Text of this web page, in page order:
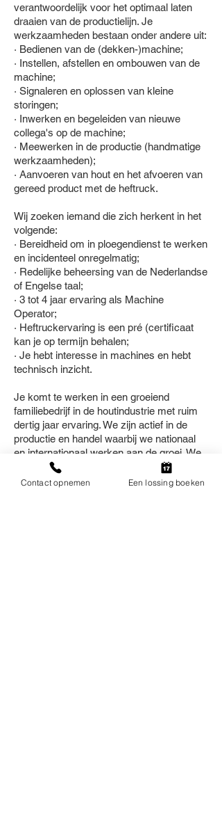
verantwoordelijk voor het optimaal laten
draaien van de productielijn. Je
werkzaamheden bestaan onder andere uit:
· Bedienen van de (dekken-)machine;
· Instellen, afstellen en ombouwen van de
machine;
· Signaleren en oplossen van kleine
storingen;
· Inwerken en begeleiden van nieuwe
collega's op de machine;
· Meewerken in de productie (handmatige
werkzaamheden);
· Aanvoeren van hout en het afvoeren van
gereed product met de heftruck.
Wij zoeken iemand die zich herkent in het
volgende:
· Bereidheid om in ploegendienst te werken
en incidenteel onregelmatig;
· Redelijke beheersing van de Nederlandse
of Engelse taal;
· 3 tot 4 jaar ervaring als Machine
Operator;
· Heftruckervaring is een pré (certificaat
kan je op termijn behalen;
· Je hebt interesse in machines en hebt
technisch inzicht.
Je komt te werken in een groeiend
familiebedrijf in de houtindustrie met ruim
dertig jaar ervaring. We zijn actief in de
productie en handel waarbij we nationaal
en internationaal werken aan de groei. We
houden van korte lijnen en hebben een
informele sfeer.
Contact opnemen Een lossing boeken